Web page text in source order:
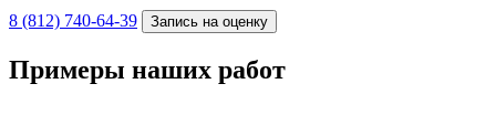
8 (812) 740-64-39 Запись на оценку
Примеры наших работ